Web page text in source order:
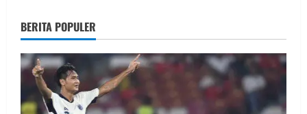
BERITA POPULER